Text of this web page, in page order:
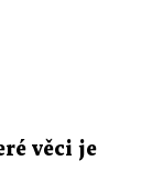
věci je